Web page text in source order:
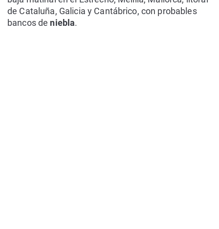
de Cataluña, Galicia y Cantábrico, con probables
bancos de niebla.